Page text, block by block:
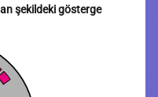
şekildeki gösterge